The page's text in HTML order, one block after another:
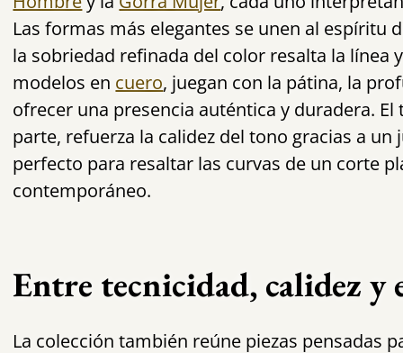
Las formas más elegantes se unen al espíritu
la sobriedad refinada del color resalta la línea
modelos en cuero, juegan con la pátina, la
ofrecer una presencia auténtica y duradera.
parte, refuerza la calidez del tono gracias a un
perfecto para resaltar las curvas de un corte
contemporáneo.
Entre tecnicidad, calidez y
La colección también reúne piezas pensadas